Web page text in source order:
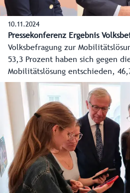
10.11.2024
Pressekonferenz Ergebnis
Volksbefragung zur
53,3 Prozent haben sich gegen
Mobilitätslösung entschieden,
ersten Reaktionen der Spitzen